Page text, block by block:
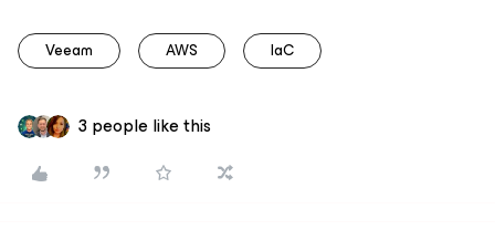
Veeam AWS IaC
3 people like this